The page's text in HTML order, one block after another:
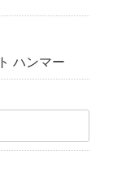
ハンマー